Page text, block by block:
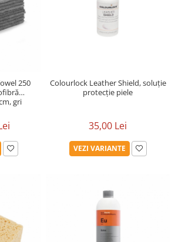
250
gri
Colourlock Leather Shield, soluție
protecție piele
35,00 Lei
VEZI VARIANTE